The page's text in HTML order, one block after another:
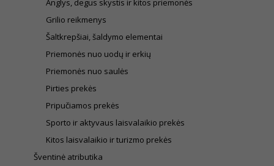
Anglys, degus skystis ir kitos priemonės
Grilio reikmenys
Šaltkrepšiai, šaldymo elementai
Priemonės nuo uodų ir erkių
Priemonės nuo saulės
Pirties prekės
Pripučiamos prekės
Sporto ir aktyvaus laisvalaikio prekės
Kitos laisvalaikio ir turizmo prekės
Šventinė atributika